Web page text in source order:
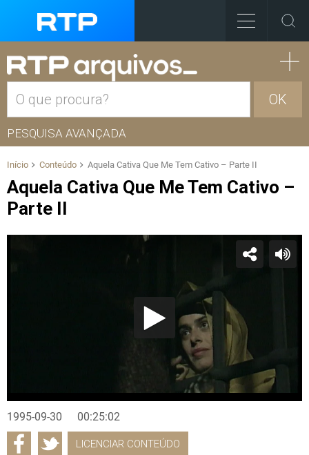
OK
PESQUISA AVANÇADA
Início Conteúdo Aquela Cativa Que Me Tem Cativo – Parte II
Aquela Cativa Que Me Tem Cativo –
Parte II
1995-09-30 00:25:02
LICENCIAR CONTEÚDO